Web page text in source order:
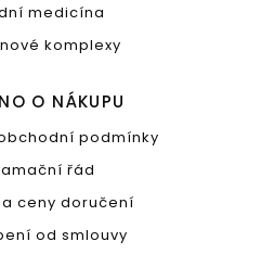
medicína
komplexy
O NÁKUPU
podmínky
řád
ceny doručení
od smlouvy